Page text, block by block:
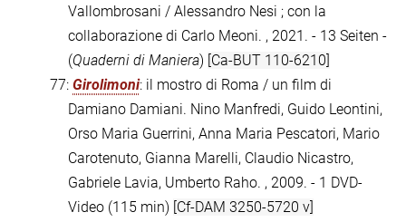
Vallombrosani / Alessandro Nesi ; con la
collaborazione di Carlo Meoni. , 2021. - 13 Seiten -
(Quaderni di Maniera) [Ca-BUT 110-6210]
77: Girolimoni: il mostro di Roma / un film di
Damiano Damiani. Nino Manfredi, Guido Leontini,
Orso Maria Guerrini, Anna Maria Pescatori, Mario
Carotenuto, Gianna Marelli, Claudio Nicastro,
Gabriele Lavia, Umberto Raho. , 2009. - 1 DVD-
Video (115 min) [Cf-DAM 3250-5720 v]